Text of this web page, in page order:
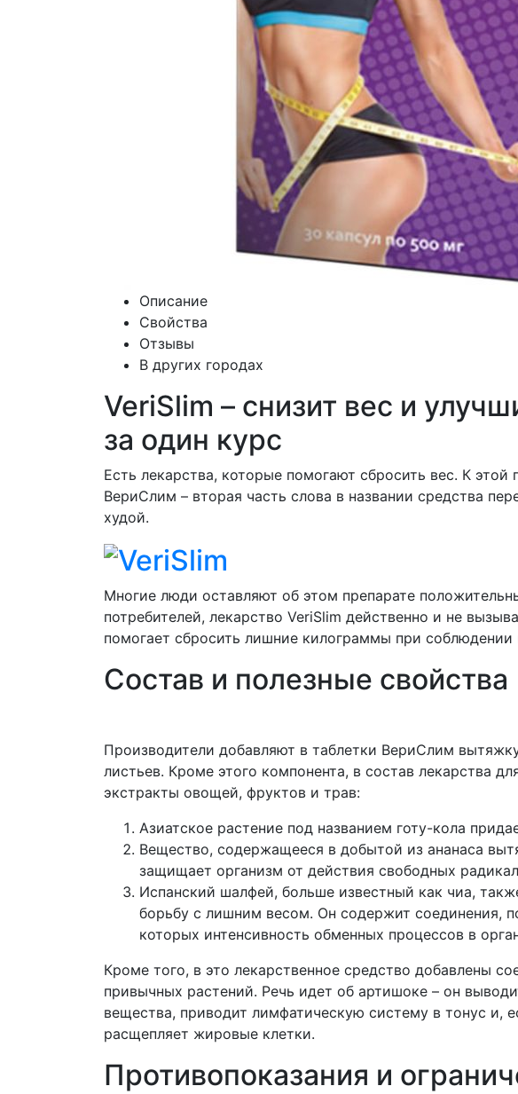
Описание
Свойства
Отзывы
В других городах
VeriSlim – снизит вес и
за один курс
Есть лекарства, которые помогают сбросить вес. К этой
ВериСлим – вторая часть слова в названии средства
худой.
Многие люди оставляют об этом препарате
потребителей, лекарство VeriSlim действенно и не
помогает сбросить лишние килограммы при
Состав и полезные свойства
Производители добавляют в таблетки ВериСлим
листьев. Кроме этого компонента, в состав лекарства
экстракты овощей, фруктов и трав:
Азиатское растение под названием готу-кола
Вещество, содержащееся в добытой из ананаса
защищает организм от действия свободных
Испанский шалфей, больше известный как чиа,
борьбу с лишним весом. Он содержит соединения,
которых интенсивность обменных процессов в
Кроме того, в это лекарственное средство добавлены
привычных растений. Речь идет об артишоке – он
вещества, приводит лимфатическую систему в тонус и,
расщепляет жировые клетки.
Противопоказания и